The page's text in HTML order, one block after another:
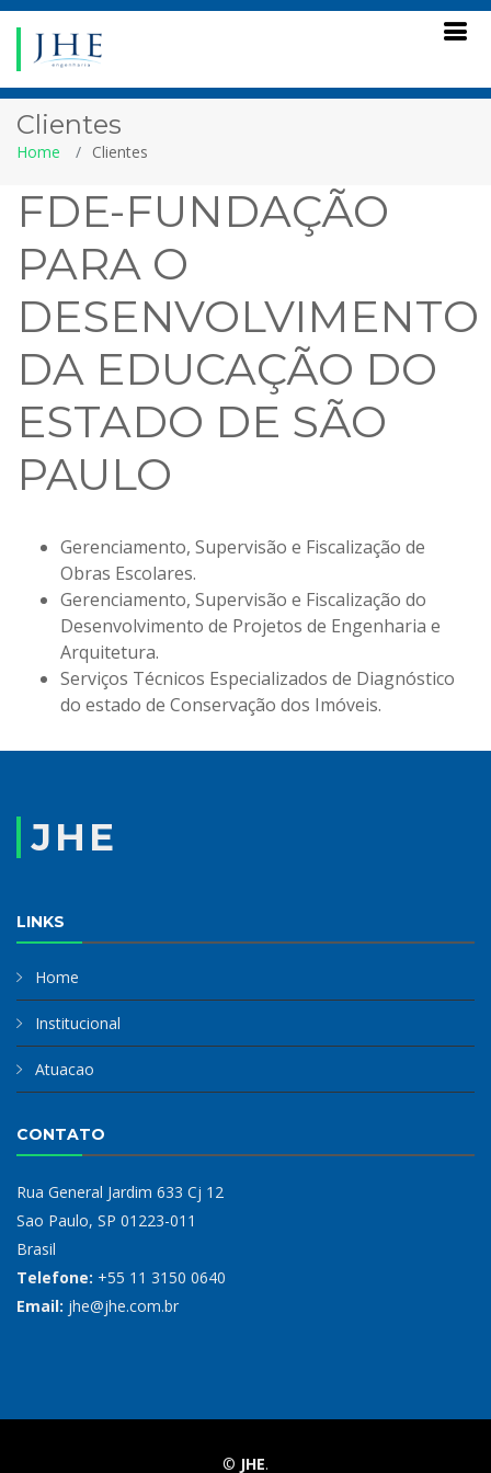
Clientes
Home Clientes
FDE-FUNDAÇÃO
PARA O
DESENVOLVIMENTO
DA EDUCAÇÃO DO
ESTADO DE SÃO
PAULO
Gerenciamento, Supervisão e Fiscalização de
Obras Escolares.
Gerenciamento, Supervisão e Fiscalização do
Desenvolvimento de Projetos de Engenharia e
Arquitetura.
Serviços Técnicos Especializados de Diagnóstico
do estado de Conservação dos Imóveis.
JHE
LINKS
Home
Institucional
Atuacao
CONTATO
Rua General Jardim 633 Cj 12
Sao Paulo, SP 01223-011
Brasil
Telefone: +55 11 3150 0640
Email: jhe@jhe.com.br
© JHE.